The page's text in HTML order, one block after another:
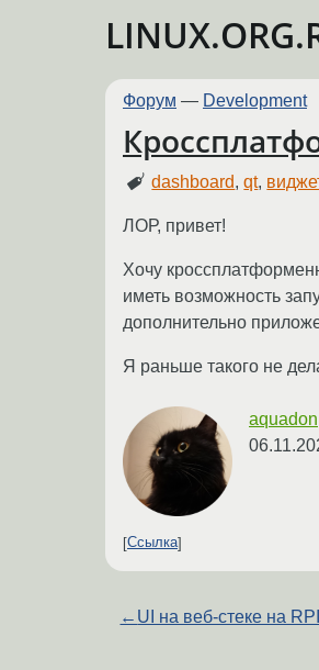
Форум — Development
dashboard,qt,
ЛОР, привет!
Хочу
иметь возможность
дополнительно
Я раньше такого не
aquadon
Ссылка
← UI на веб-стеке на